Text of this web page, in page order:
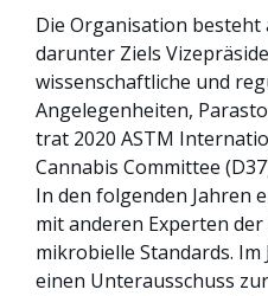
Die Organisation
darunter Ziels
wissenschaftliche und
Angelegenheiten,
trat 2020 ASTM
Cannabis Committee
In den folgenden Jahren
mit anderen Experten
mikrobielle Standards. Im
einen Unterausschuss